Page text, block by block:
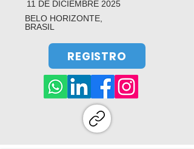
11 DE DICIEMBRE 2025
BELO HORIZONTE,
BRASIL
REGISTRO